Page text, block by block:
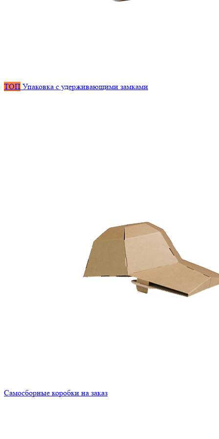
ТОП Упаковка с удерживающими замками
Самосборные коробки на заказ